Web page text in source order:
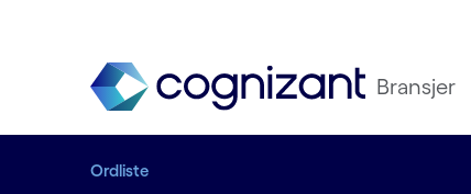
Bransjer
Ordliste